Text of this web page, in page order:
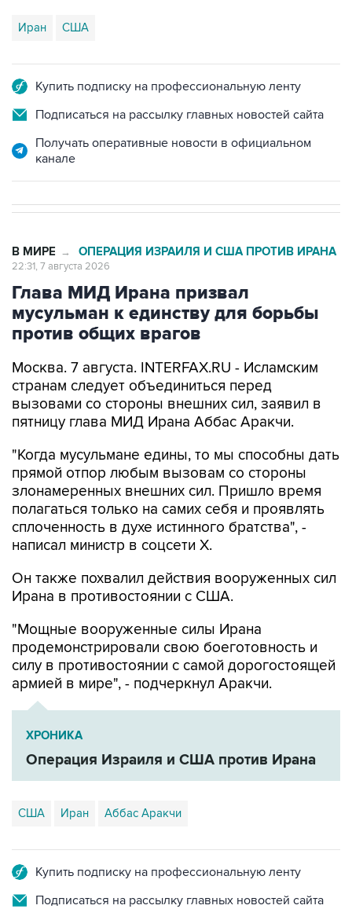
Иран США
Купить подписку на профессиональную ленту
Подписаться на рассылку главных новостей сайта
Получать оперативные новости в официальном
канале
В МИРЕ → ОПЕРАЦИЯ ИЗРАИЛЯ И США ПРОТИВ ИРАНА
22:31, 7 августа 2026
Глава МИД Ирана призвал
мусульман к единству для борьбы
против общих врагов
Москва. 7 августа. INTERFAX.RU - Исламским
странам следует объединиться перед
вызовами со стороны внешних сил, заявил в
пятницу глава МИД Ирана Аббас Аракчи.
"Когда мусульмане едины, то мы способны дать
прямой отпор любым вызовам со стороны
злонамеренных внешних сил. Пришло время
полагаться только на самих себя и проявлять
сплоченность в духе истинного братства", -
написал министр в соцсети Х.
Он также похвалил действия вооруженных сил
Ирана в противостоянии с США.
"Мощные вооруженные силы Ирана
продемонстрировали свою боеготовность и
силу в противостоянии с самой дорогостоящей
армией в мире", - подчеркнул Аракчи.
ХРОНИКА
Операция Израиля и США против Ирана
США Иран Аббас Аракчи
Купить подписку на профессиональную ленту
Подписаться на рассылку главных новостей сайта